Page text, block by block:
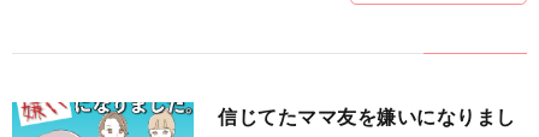
信じてたママ友を嫌いになりまし